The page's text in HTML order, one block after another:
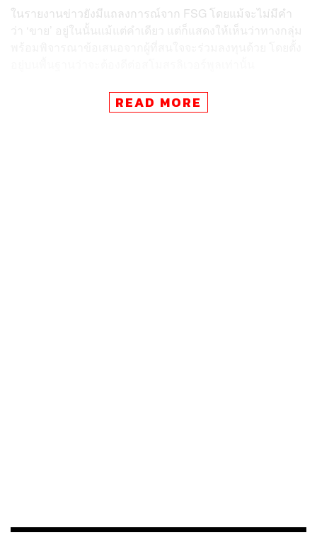
ในรายงานข่าวยังมีแถลงการณ์จาก FSG โดยแม้จะไม่มีคำ
ว่า ‘ขาย’ อยู่ในนั้นแม้แต่คำเดียว แต่ก็แสดงให้เห็นว่าทางกลุ่ม
“FSG ได้รับทราบถึงความสนใจจากกลุ่มบุคคลที่ 3 ที่ต้องการ
ร่วมเป็นผู้ถือหุ้นในทีมลิเวอร์พูล ซึ่ง FSG เคยบอกมาก่อนหน้า
สิ่งที่ FSG ทำให้ลิเวอร์พูล
READ MORE